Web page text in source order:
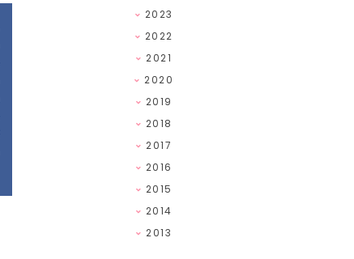
2023
2022
2021
2020
2019
2018
2017
2016
2015
2014
2013